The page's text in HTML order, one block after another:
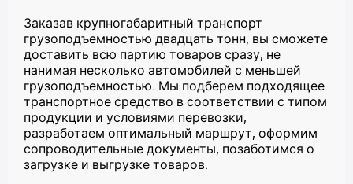
Заказав крупногабаритный транспорт
грузоподъемностью двадцать тонн, вы сможете
доставить всю партию товаров сразу, не
нанимая несколько автомобилей с меньшей
грузоподъемностью. Мы подберем подходящее
транспортное средство в соответствии с типом
продукции и условиями перевозки,
разработаем оптимальный маршрут, оформим
сопроводительные документы, позаботимся о
загрузке и выгрузке товаров.